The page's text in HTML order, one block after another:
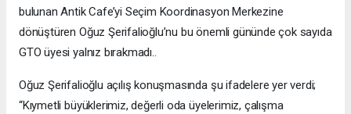
bulunan Antik Cafe’yi Seçim Koordinasyon Merkezine
dönüştüren Oğuz Şerifalioğlu’nu bu önemli gününde çok sayıda
GTO üyesi yalnız bırakmadı..
Oğuz Şerifalioğlu açılış konuşmasında şu ifadelere yer verdi;
“Kıymetli büyüklerimiz, değerli oda üyelerimiz, çalışma